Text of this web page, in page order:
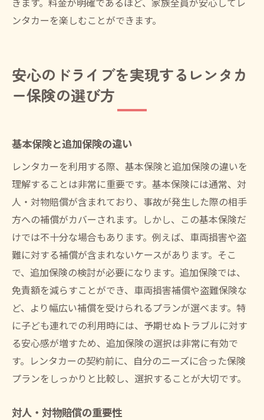
ンタカーを楽しむことができます。
安心のドライブを実現するレンタカ
ー保険の選び方
基本保険と追加保険の違い
レンタカーを利用する際、基本保険と追加保険の違いを
理解することは非常に重要です。基本保険には通常、対
人・対物賠償が含まれており、事故が発生した際の相手
方への補償がカバーされます。しかし、この基本保険だ
けでは不十分な場合もあります。例えば、車両損害や盗
難に対する補償が含まれないケースがあります。そこ
で、追加保険の検討が必要になります。追加保険では、
免責額を減らすことができ、車両損害補償や盗難保険な
ど、より幅広い補償を受けられるプランが選べます。特
に子ども連れでの利用時には、予期せぬトラブルに対す
る安心感が増すため、追加保険の選択は非常に有効で
す。レンタカーの契約前に、自分のニーズに合った保険
プランをしっかりと比較し、選択することが大切です。
対人・対物賠償の重要性